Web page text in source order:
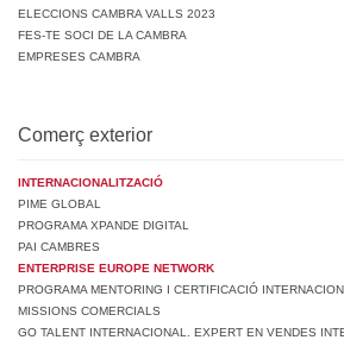
ELECCIONS CAMBRA VALLS 2023
FES-TE SOCI DE LA CAMBRA
EMPRESES CAMBRA
Comerç exterior
INTERNACIONALITZACIÓ
PIME GLOBAL
PROGRAMA XPANDE DIGITAL
PAI CAMBRES
ENTERPRISE EUROPE NETWORK
PROGRAMA MENTORING I CERTIFICACIÓ
MISSIONS COMERCIALS
GO TALENT INTERNACIONAL. EXPERT EN VENDES